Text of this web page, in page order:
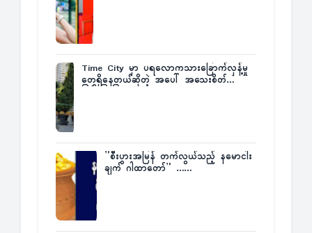
Time City မှာ ပရလောကသားခြောက်လှန့်မှု
တွေရှိနေတယ်ဆိုတဲ့ အပေါ် အသေးစိတ်
”စီးပွားအမြန် တက်လွယ်သည့် နမောငါး
ချက် ဂါထာတော်” ……